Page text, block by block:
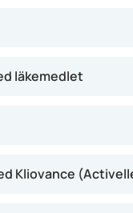
att tillföra
läkemedlet
Kliovance